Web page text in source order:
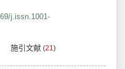
j.issn.1001-
施引文献 (21)